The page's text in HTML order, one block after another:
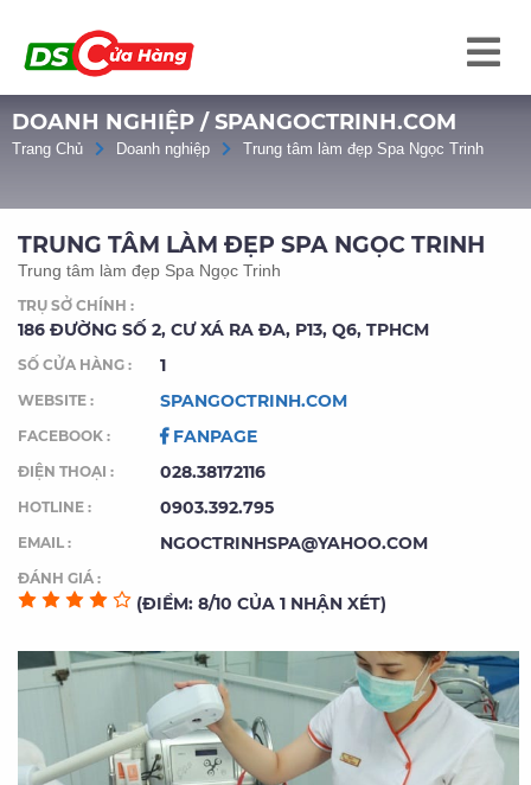
DOANH NGHIỆP / SPANGOCTRINH.COM
Trang Chủ Doanh nghiệp Trung tâm làm đẹp Spa Ngọc Trinh
TRUNG TÂM LÀM ĐẸP SPA NGỌC TRINH
Trung tâm làm đẹp Spa Ngọc Trinh
TRỤ SỞ CHÍNH :
186 ĐƯỜNG SỐ 2, CƯ XÁ RA ĐA, P13, Q6, TPHCM
SỐ CỬA HÀNG : 1
WEBSITE : SPANGOCTRINH.COM
FACEBOOK : FANPAGE
ĐIỆN THOẠI : 028.38172116
HOTLINE : 0903.392.795
EMAIL : NGOCTRINHSPA@YAHOO.COM
ĐÁNH GIÁ :
(ĐIỂM: 8/10 CỦA 1 NHẬN XÉT)